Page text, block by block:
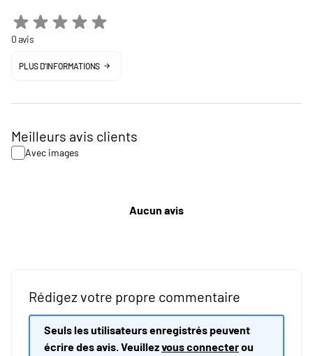
0 avis
PLUS D'INFORMATIONS
Meilleurs avis clients
Avec images
Aucun avis
Rédigez votre propre commentaire
Seuls les utilisateurs enregistrés peuvent
écrire des avis. Veuillezvous connecterou